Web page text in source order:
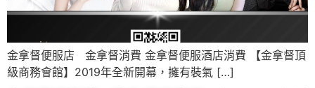
金拿督便服店 金拿督消費 金拿督便服酒店消費 【金拿督頂
級商務會館】2019年全新開幕，擁有裝氣 […]